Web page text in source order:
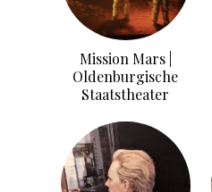
Mission Mars |
Oldenburgische
Staatstheater